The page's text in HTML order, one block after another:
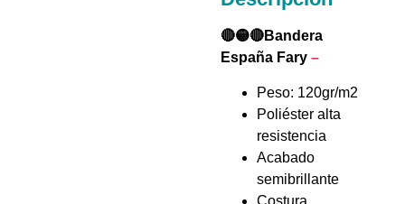
🔴🟡🔴Bandera
España Fary –
Peso: 120gr/m2
Poliéster alta
resistencia
Acabado
semibrillante
Costura